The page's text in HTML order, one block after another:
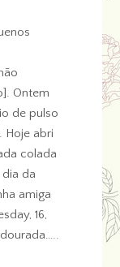
Ontem
de pulso
Hoje abri
colada
da
amiga
16,